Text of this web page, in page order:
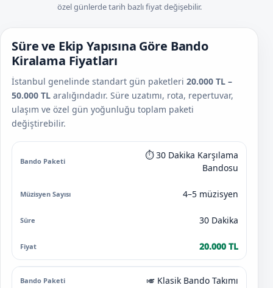
özel günlerde tarih bazlı fiyat değişebilir.
Süre ve Ekip Yapısına Göre Bando
Kiralama Fiyatları
İstanbul genelinde standart gün paketleri 20.000 TL –
50.000 TL aralığındadır. Süre uzatımı, rota, repertuvar,
ulaşım ve özel gün yoğunluğu toplam paketi
değiştirebilir.
2026 İstanbul bando takımı kiralama fiyatları
Müzisyen Sayısı Süre Fiyat
⏱️ 30 Dakika Karşılama
Bandosu
4–5 müzisyen
30 Dakika
20.000 TL
🎺 Klasik Bando Takımı